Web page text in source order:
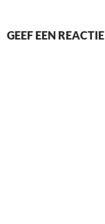
GEEF EEN REACTIE